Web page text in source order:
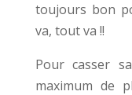
toujours bon
va, tout va !!
Pour casser
maximum de